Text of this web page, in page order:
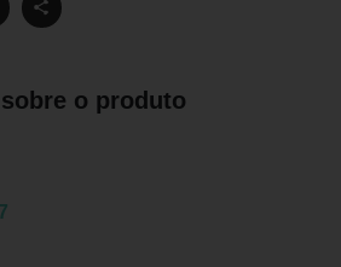
o produto